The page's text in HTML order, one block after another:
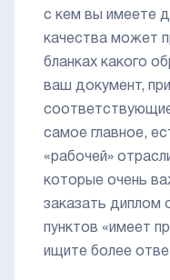
с кем вы имеете
качества может
бланках какого
ваш документ,
самое главное,
«рабочей»
которые очень
заказать диплом
пунктов «имеет
ищите более